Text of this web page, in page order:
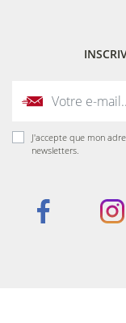
J'accepte que mon
newsletters.